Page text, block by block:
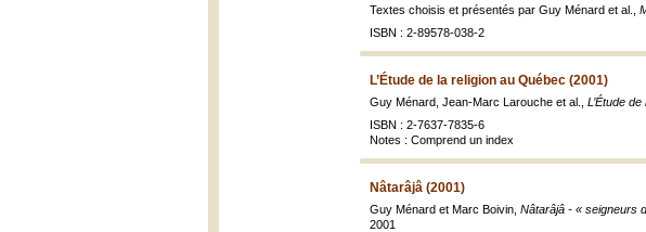
Textes choisis et présentés par Guy Ménard et al.,
ISBN : 2-89578-038-2
L’Étude de la religion au Québec (2001)
Guy Ménard, Jean-Marc Larouche et al., L’Étude
ISBN : 2-7637-7835-6
Notes : Comprend un index
Nâtarâjâ (2001)
Guy Ménard et Marc Boivin, Nâtarâjâ - « seigneurs
2001